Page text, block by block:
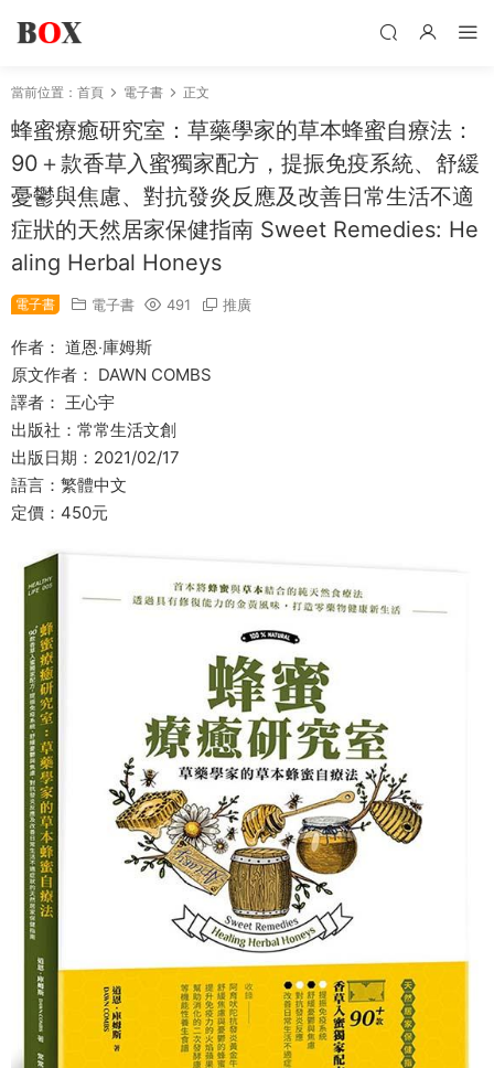
當前位置： 首頁 電子書 正文
蜂蜜療癒研究室：草藥學家的草本蜂蜜自療法：
90＋款香草入蜜獨家配方，提振免疫系統、舒緩
憂鬱與焦慮、對抗發炎反應及改善日常生活不適
症狀的天然居家保健指南 Sweet Remedies: He
aling Herbal Honeys
電子書 電子書 491 推廣
作者： 道恩‧庫姆斯
原文作者： DAWN COMBS
譯者： 王心宇
出版社：常常生活文創
出版日期：2021/02/17
語言：繁體中文
定價：450元